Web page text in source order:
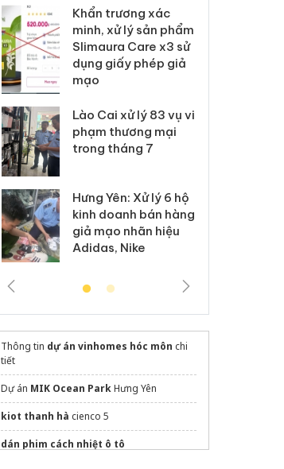
Khẩn trương xác
minh, xử lý sản phẩm
Slimaura Care x3 sử
dụng giấy phép giả
mạo
Lào Cai xử lý 83 vụ vi
phạm thương mại
trong tháng 7
Hưng Yên: Xử lý 6 hộ
kinh doanh bán hàng
giả mạo nhãn hiệu
Adidas, Nike
Thông tin dự án vinhomes hóc môn chi
tiết
Dự án MIK Ocean ParkHưng Yên
kiot thanh hà cienco 5
dán phim cách nhiệt ô tô